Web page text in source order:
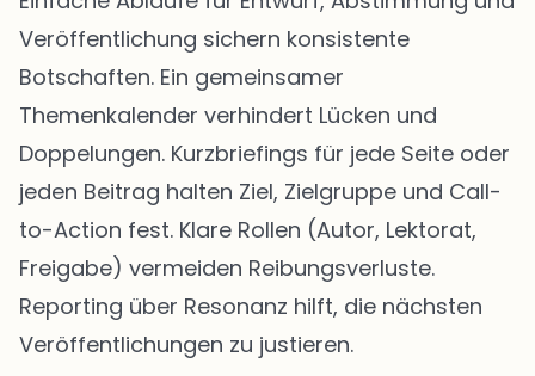
Veröffentlichung sichern konsistente
Botschaften. Ein gemeinsamer
Themenkalender verhindert Lücken und
Doppelungen. Kurzbriefings für jede Seite oder
jeden Beitrag halten Ziel, Zielgruppe und Call-
to-Action fest. Klare Rollen (Autor, Lektorat,
Freigabe) vermeiden Reibungsverluste.
Reporting über Resonanz hilft, die nächsten
Veröffentlichungen zu justieren.